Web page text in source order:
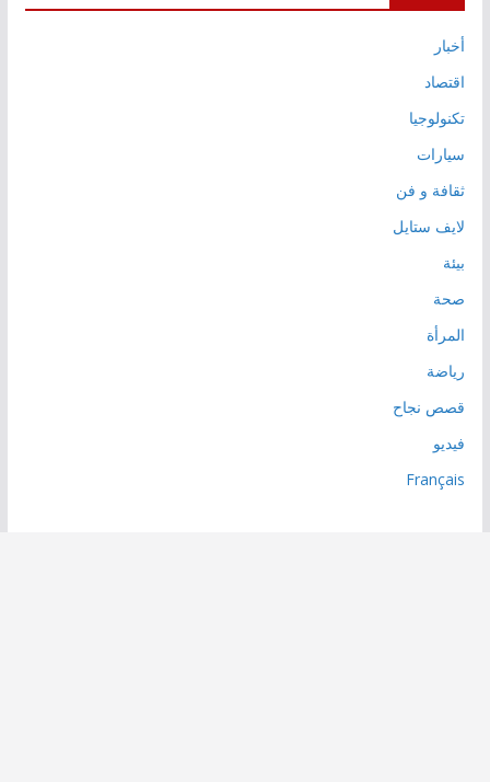
أخبار
اقتصاد
تكنولوجيا
سيارات
ثقافة و فن
لايف ستايل
بيئة
صحة
المرأة
رياضة
قصص نجاح
فيديو
Français